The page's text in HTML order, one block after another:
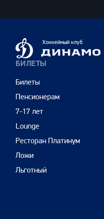
Динамо
Москва
Хоккейный клуб
БИЛЕТЫ
Билеты
Пенсионерам
7-17 лет
Lounge
Ресторан Платинум
Ложи
Льготный